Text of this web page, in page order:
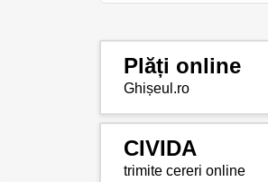
Plăți online
Ghișeul.ro
CIVIDA
trimite cereri online